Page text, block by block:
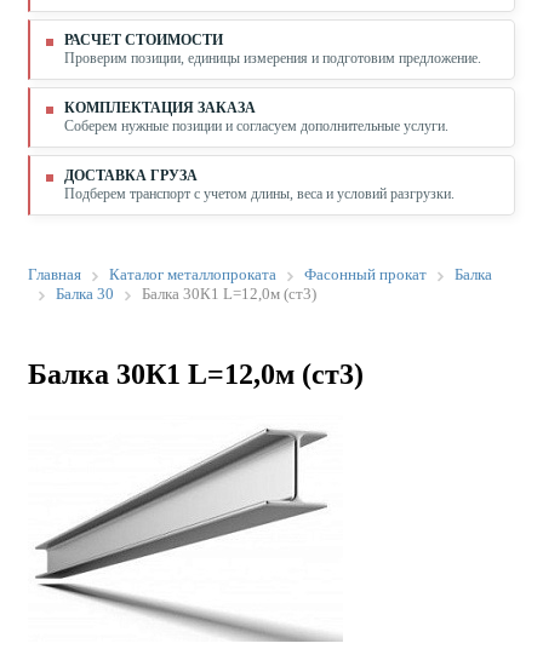
РАСЧЕТ СТОИМОСТИ
Проверим позиции, единицы измерения и подготовим предложение.
КОМПЛЕКТАЦИЯ ЗАКАЗА
Соберем нужные позиции и согласуем дополнительные услуги.
ДОСТАВКА ГРУЗА
Подберем транспорт с учетом длины, веса и условий разгрузки.
Главная Каталог металлопроката Фасонный прокат
Балка
Балка 30
Балка 30К1 L=12,0м (ст3)
Балка 30К1 L=12,0м (ст3)